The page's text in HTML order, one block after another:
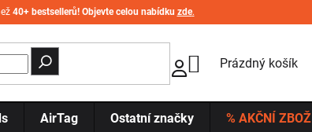
40+ bestsellerů! Objevte celou nabídku zde.
NÁKUPNÍ KOŠÍK
Prázdný košík
AirTag Ostatní značky % AKČNÍ ZBOŽÍ